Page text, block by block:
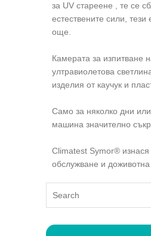
за UV стареене , те се
естествените сили,
още.
Камерата за изпитване
ултравиолетова
изделия от каучук и
Само за няколко дни
машина значително
Climatest Symor® изнася
обслужване и